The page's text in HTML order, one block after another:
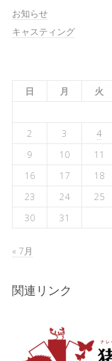
お知らせ
キャスティング
日
月 火
2
3 4
9
10 11
16
17 18
23
24 25
30
31
« 7月
関連リンク